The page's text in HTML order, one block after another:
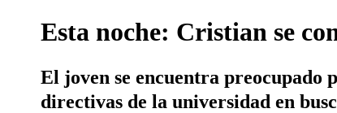
Esta noche: Cristian se
El joven se encuentra preocupado
directivas de la universidad en